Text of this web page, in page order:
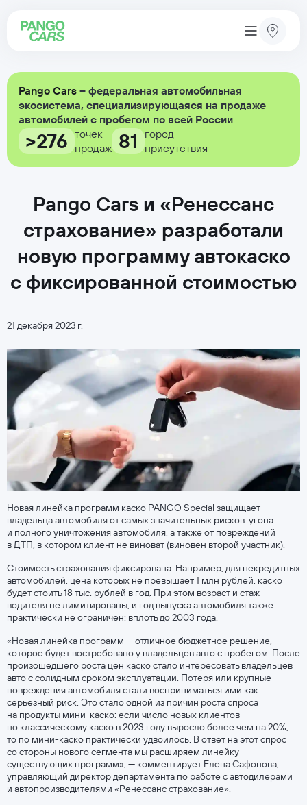
Pango Cars – федеральная автомобильная
экосистема, специализирующаяся на продаже
автомобилей с пробегом по всей России
>276 точек
продаж 81
город
присутствия
Pango Cars и «Ренессанс
страхование» разработали
новую программу автокаско
с фиксированной стоимостью
21 декабря 2023 г.
Новая линейка программ каско PANGO Special защищает
владельца автомобиля от самых значительных рисков: угона
и полного уничтожения автомобиля, а также от повреждений
в ДТП, в котором клиент не виноват (виновен второй участник).
Стоимость страхования фиксирована. Например, для некредитных
автомобилей, цена которых не превышает 1 млн рублей, каско
будет стоить 18 тыс. рублей в год. При этом возраст и стаж
водителя не лимитированы, и год выпуска автомобиля также
практически не ограничен: вплоть до 2003 года.
«Новая линейка программ — отличное бюджетное решение,
которое будет востребовано у владельцев авто с пробегом. После
произошедшего роста цен каско стало интересовать владельцев
авто с солидным сроком эксплуатации. Потеря или крупные
повреждения автомобиля стали восприниматься ими как
серьезный риск. Это стало одной из причин роста спроса
на продукты мини-каско: если число новых клиентов
по классическому каско в 2023 году выросло более чем на 20%,
то по мини-каско практически удвоилось. В ответ на этот спрос
со стороны нового сегмента мы расширяем линейку
существующих программ», — комментирует Елена Сафонова,
управляющий директор департамента по работе с автодилерами
и автопроизводителями «Ренессанс страхование».